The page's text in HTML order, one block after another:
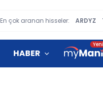
En çok aranan hisseler: ARDYZ
HABER